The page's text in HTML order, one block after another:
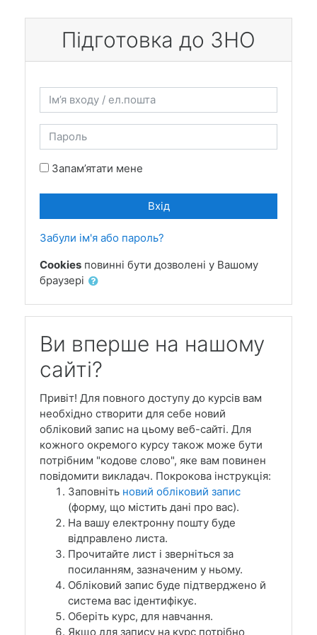
Підготовка до ЗНО
Ім’я входу / ел.пошта
Пароль
Запам’ятати мене
Вхід
Забули ім'я або пароль?
Cookies повинні бути дозволені у Вашому
браузері
Ви вперше на нашому
сайті?
Привіт! Для повного доступу до курсів вам
необхідно створити для себе новий
обліковий запис на цьому веб-сайті. Для
кожного окремого курсу також може бути
потрібним "кодове слово", яке вам повинен
повідомити викладач. Покрокова інструкція:
Заповніть новий обліковий запис
(форму, що містить дані про вас).
На вашу електронну пошту буде
відправлено листа.
Прочитайте лист і зверніться за
посиланням, зазначеним у ньому.
Обліковий запис буде підтверджено й
система вас ідентифікує.
Оберіть курс, для навчання.
Якщо для запису на курс потрібно